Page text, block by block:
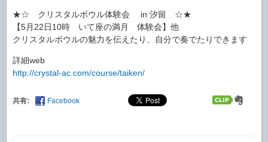
★☆ クリスタルボウル体験会 in 汐留 ☆★
【5月22日10時 いて座の満月 体験会】他
クリスタルボウルの魅力を伝えたり、自分で奏でたりできます
詳細web
http://crystal-ac.com/course/taiken/
共有: Facebook